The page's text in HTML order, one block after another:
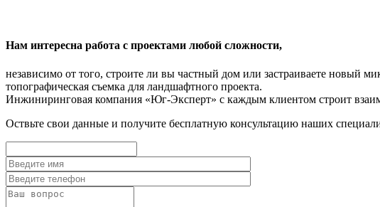
Нам интересна работа с проектами любой сложности,
независимо от того, строите ли вы частный дом или застраиваете новый
топографическая съемка для ландшафтного проекта.
Инжиниринговая компания «Юг-Эксперт» с каждым клиентом строит
Оствьте свои данные и получите бесплатную консультацию наших